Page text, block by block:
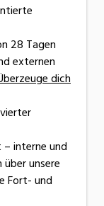
28 Tagen
externen
dich
interne und
unsere
Fort- und